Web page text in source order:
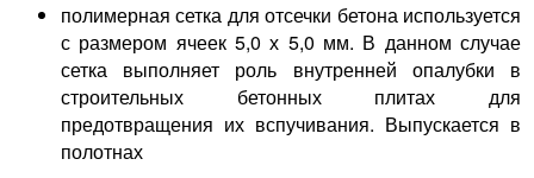
полимерная сетка для отсечки бетона используется
с размером ячеек 5,0 х 5,0 мм. В данном случае
сетка выполняет роль внутренней опалубки в
строительных бетонных плитах для
предотвращения их вспучивания. Выпускается в
полотнах